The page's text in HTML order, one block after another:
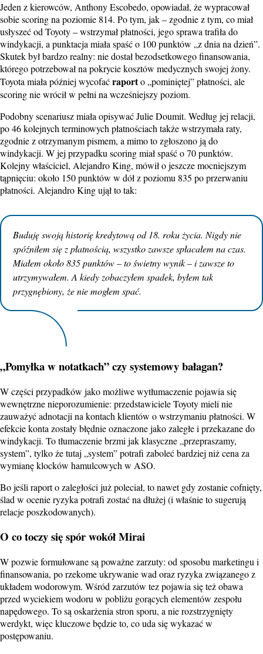
Jeden z kierowców, Anthony Escobedo, opowiadał, że wypracował
sobie scoring na poziomie 814. Po tym, jak – zgodnie z tym, co miał
usłyszeć od Toyoty – wstrzymał płatności, jego sprawa trafiła do
windykacji, a punktacja miała spaść o 100 punktów „z dnia na dzień”.
Skutek był bardzo realny: nie dostał bezodsetkowego finansowania,
którego potrzebował na pokrycie kosztów medycznych swojej żony.
Toyota miała później wycofaćraporto „pominiętej” płatności, ale
scoring nie wrócił w pełni na wcześniejszy poziom.
Podobny scenariusz miała opisywać Julie Doumit. Według jej relacji,
po 46 kolejnych terminowych płatnościach także wstrzymała raty,
zgodnie z otrzymanym pismem, a mimo to zgłoszono ją do
windykacji. W jej przypadku scoring miał spaść o 70 punktów.
Kolejny właściciel, Alejandro King, mówił o jeszcze mocniejszym
tąpnięciu: około 150 punktów w dół z poziomu 835 po przerwaniu
płatności. Alejandro King ujął to tak:
Buduję swoją historię kredytową od 18. roku życia. Nigdy nie
spóźniłem się z płatnością, wszystko zawsze spłacałem na czas.
Miałem około 835 punktów – to świetny wynik – i zawsze to
utrzymywałem. A kiedy zobaczyłem spadek, byłem tak
przygnębiony, że nie mogłem spać.
„Pomyłka w notatkach” czy systemowy bałagan?
W części przypadków jako możliwe wytłumaczenie pojawia się
wewnętrzne nieporozumienie: przedstawiciele Toyoty mieli nie
zauważyć adnotacji na kontach klientów o wstrzymaniu płatności. W
efekcie konta zostały błędnie oznaczone jako zaległe i przekazane do
windykacji. To tłumaczenie brzmi jak klasyczne „przepraszamy,
system”, tylko że tutaj „system” potrafi zaboleć bardziej niż cena za
wymianę klocków hamulcowych w ASO.
Bo jeśli raport o zaległości już poleciał, to nawet gdy zostanie cofnięty,
ślad w ocenie ryzyka potrafi zostać na dłużej (i właśnie to sugerują
relacje poszkodowanych).
O co toczy się spór wokół Mirai
W pozwie formułowane są poważne zarzuty: od sposobu marketingu i
finansowania, po rzekome ukrywanie wad oraz ryzyka związanego z
układem wodorowym. Wśród zarzutów tez pojawia się też obawa
przed wyciekiem wodoru w pobliżu gorących elementów zespołu
napędowego. To są oskarżenia stron sporu, a nie rozstrzygnięty
werdykt, więc kluczowe będzie to, co uda się wykazać w
postępowaniu.